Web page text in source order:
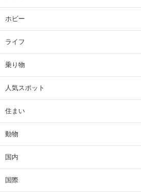
ホビー
ライフ
乗り物
人気スポット
住まい
動物
国内
国際